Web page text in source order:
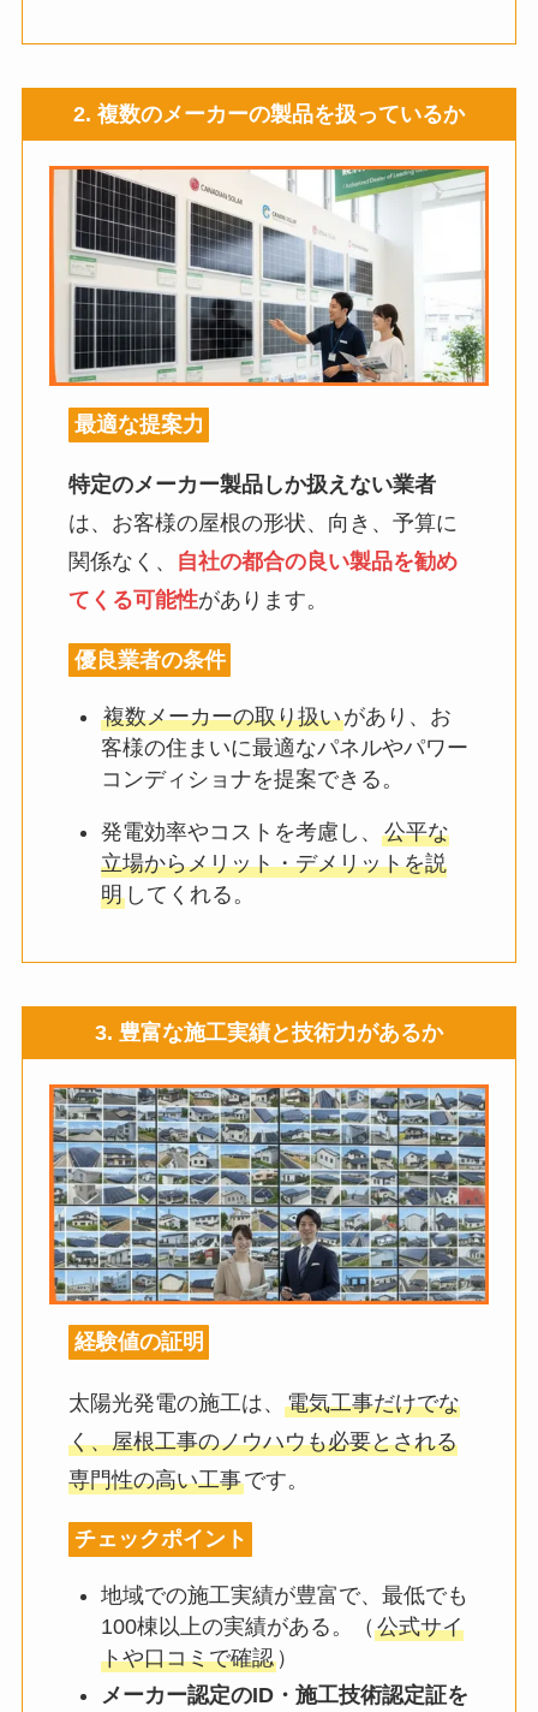
2. 複数のメーカーの製品を扱っているか
最適な提案力
特定のメーカー製品しか扱えない業者
は、お客様の屋根の形状、向き、予算に
関係なく、 自社の都合の良い製品を勧め
てくる可能性があります。
優良業者の条件
複数メーカーの取り扱いがあり、お
客様の住まいに最適なパネルやパワー
コンディショナを提案できる。
発電効率やコストを考慮し、公平な
立場からメリット・デメリットを説
明 してくれる。
3. 豊富な施工実績と技術力があるか
経験値の証明
太陽光発電の施工は、電気工事だけでな
く、屋根工事のノウハウも必要とされる
専門性の高い工事です。
チェックポイント
地域での施工実績が豊富で、最低でも
100棟以上の実績がある。（公式サイ
トや口コミで確認 ）
メーカー認定のID・施工技術認定証を